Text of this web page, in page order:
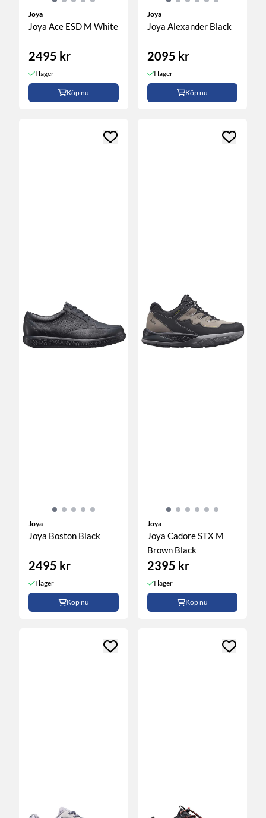
Joya
Joya Ace ESD M White
2495 kr
I lager
Köp nu
Joya
Joya Alexander Black
2095 kr
I lager
Köp nu
Joya
Joya Boston Black
2495 kr
I lager
Köp nu
Joya
Joya Cadore STX M
Brown Black
2395 kr
I lager
Köp nu